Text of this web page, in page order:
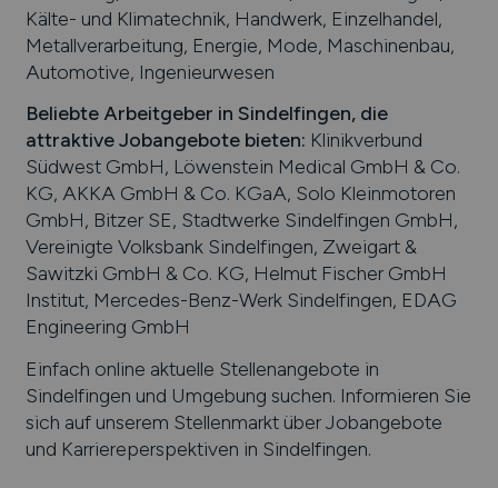
Kälte- und Klimatechnik, Handwerk, Einzelhandel,
Metallverarbeitung, Energie, Mode, Maschinenbau,
Automotive, Ingenieurwesen
Beliebte Arbeitgeber in Sindelfingen, die
attraktive Jobangebote bieten: Klinikverbund
Südwest GmbH, Löwenstein Medical GmbH & Co.
KG, AKKA GmbH & Co. KGaA, Solo Kleinmotoren
GmbH, Bitzer SE, Stadtwerke Sindelfingen GmbH,
Vereinigte Volksbank Sindelfingen, Zweigart &
Sawitzki GmbH & Co. KG, Helmut Fischer GmbH
Institut, Mercedes-Benz-Werk Sindelfingen, EDAG
Engineering GmbH
Einfach online aktuelle Stellenangebote in
Sindelfingen und Umgebung suchen. Informieren Sie
sich auf unserem Stellenmarkt über Jobangebote
und Karriereperspektiven in Sindelfingen.